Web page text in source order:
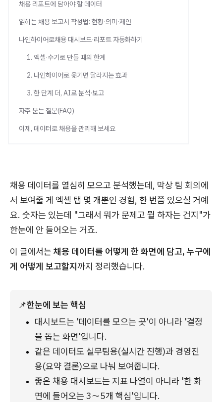
채용 리포트에 담아야 할 데이터
읽히는 채용 보고서 작성법: 현황·의미·제안
나인하이어로채용 대시보드·리포트 자동화하기
1. 엑셀·수기로 만들 때의 한계
2. 나인하이어로 옮기면 달라지는 효과
3. 한 단계 더, AI로 분석·보고
자주 묻는 질문(FAQ)
이제, 데이터로 채용을 관리해 보세요
채용 데이터를 열심히 모으고 분석했는데, 막상 팀 회의에
서 보여줄 게 엑셀 탭 몇 개뿐인 경험, 한 번쯤 있으실 거예
요. 숫자는 있는데 "그래서 뭐가 문제고 뭘 하자는 건지"가
한눈에 안 들어오는 거죠.
이 글에서는 채용 데이터를 어떻게 한 화면에 담고, 누구에
게 어떻게 보고할지까지 정리했습니다.
📌한눈에 보는 핵심
대시보드는 '데이터를 모으는 곳'이 아니라 '결정
을 돕는 화면'입니다.
같은 데이터도 실무팀용(실시간 진행)과 경영진
용(요약 결론)으로 나눠 보여줍니다.
좋은 채용 대시보드는 지표 나열이 아니라 '한 화
면에 들어오는 3～5개 핵심'입니다.